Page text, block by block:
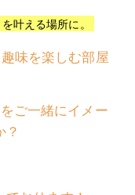
叶える場所に。
趣味を楽しむ部屋
ご一緒にイメー
？